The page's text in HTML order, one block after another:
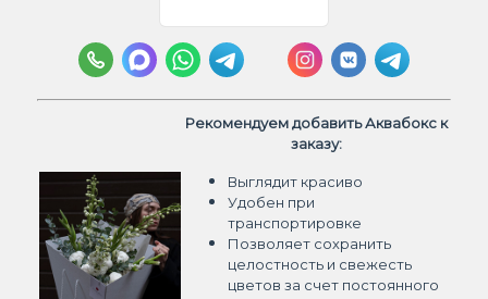
Рекомендуем добавить Аквабокс к
заказу:
Выглядит красиво
Удобен при
транспортировке
Позволяет сохранить
целостность и свежесть
цветов за счет постоянного